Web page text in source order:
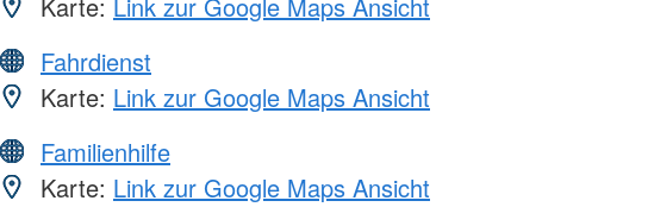
Fahrdienst
Karte: Link zur Google Maps Ansicht
Familienhilfe
Karte: Link zur Google Maps Ansicht